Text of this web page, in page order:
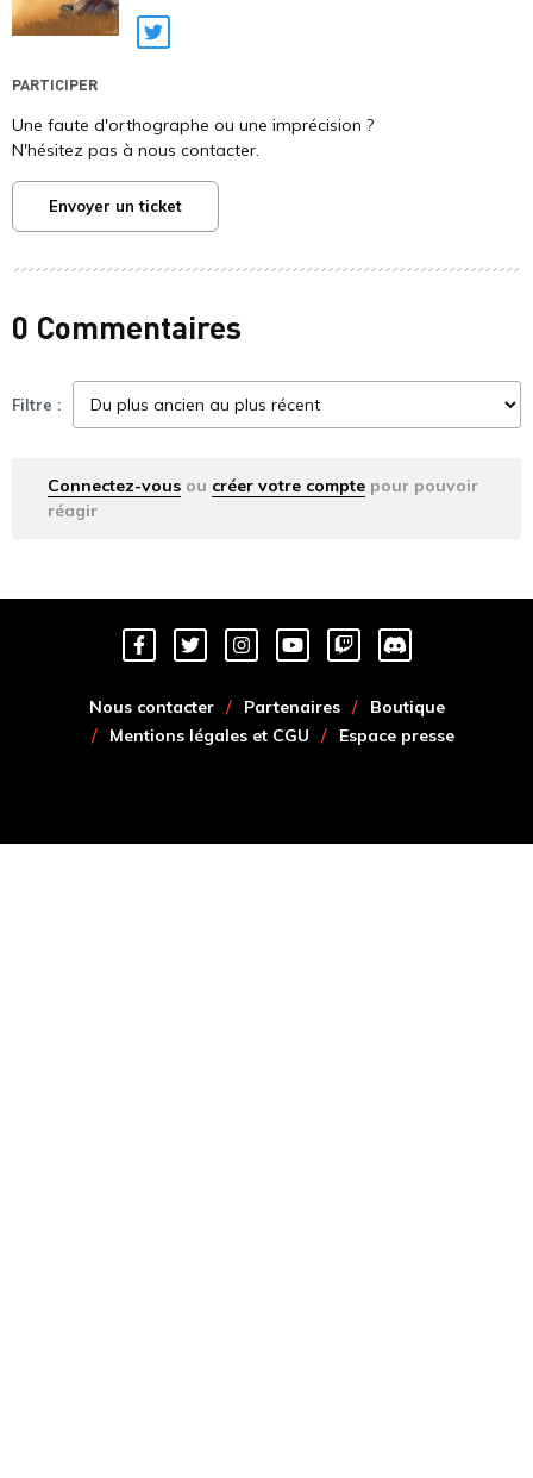
Twitter
PARTICIPER
Une faute d'orthographe ou une imprécision ?
N'hésitez pas à nous contacter.
Envoyer un ticket
0 Commentaires
Filtre :
Connectez-vous ou créer votre compte pour pouvoir
réagir
Nous contacter Partenaires
Boutique
Mentions légales et CGU
Espace presse